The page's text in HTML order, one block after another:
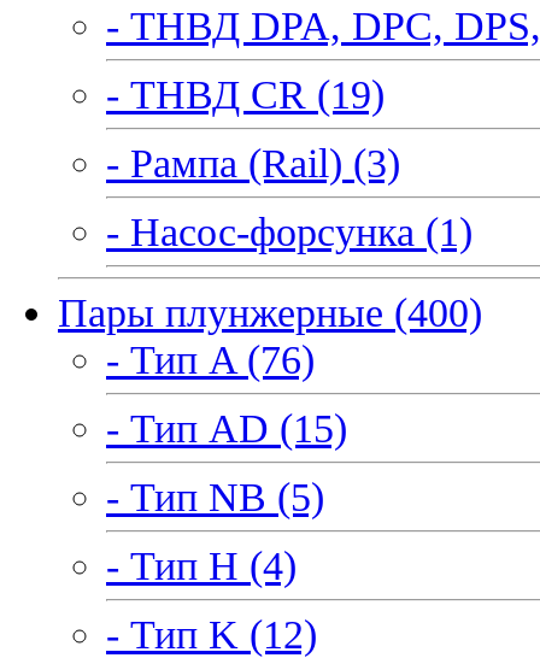
- ТНВД DPA, DPC,
- ТНВД CR (19)
- Рампа (Rail) (3)
- Насос-форсунка (1)
Пары плунжерные (400)
- Тип A (76)
- Тип AD (15)
- Тип NB (5)
- Тип H (4)
- Тип K (12)